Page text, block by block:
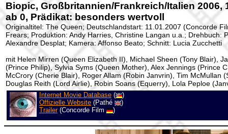
Biopic, Großbritannien/Frankreich/Italien 2006,
ab 0, Prädikat: besonders wertvoll
Originaltitel: The Queen; Deutschlandstart: 11.01.2007 (Concorde
Frears; Produktion: Andy Harries, Christine Langan u.a.; Drehbuch:
Alexandre Desplat; Kamera: Affonso Beato; Schnitt: Lucia Zucchetti
mit Helen Mirren (Queen Elizabeth II), Michael Sheen (Tony Blair),
(Prince Philip), Sylvia Syms (Queen Mother), Alex Jennings (Prince
McCrory (Cherie Blair), Roger Allam (Robin Janvrin), Tim McMullan
Douglas Reith (Lord Airlie), Robin Soans (Equerry), Lola Peploe
Internet Movie Database (
)
Offizielle Website (Pathé
)
Trailer(Concorde Film )